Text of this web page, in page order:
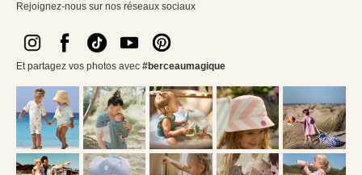
Rejoignez-nous sur nos réseaux sociaux
Et partagez vos photos avec #berceaumagique